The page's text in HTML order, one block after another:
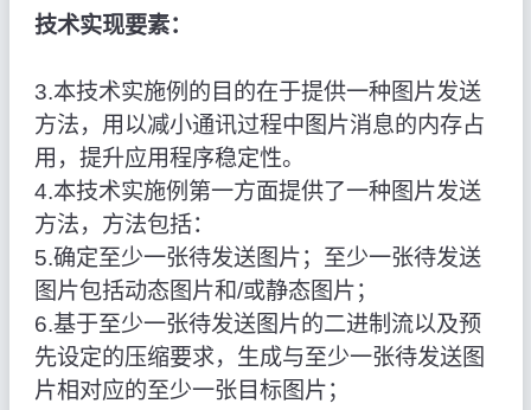
技术实现要素：
3.本技术实施例的目的在于提供一种图片发送
方法，用以减小通讯过程中图片消息的内存占
用，提升应用程序稳定性。
4.本技术实施例第一方面提供了一种图片发送
方法，方法包括：
5.确定至少一张待发送图片；至少一张待发送
图片包括动态图片和/或静态图片；
6.基于至少一张待发送图片的二进制流以及预
先设定的压缩要求，生成与至少一张待发送图
片相对应的至少一张目标图片；